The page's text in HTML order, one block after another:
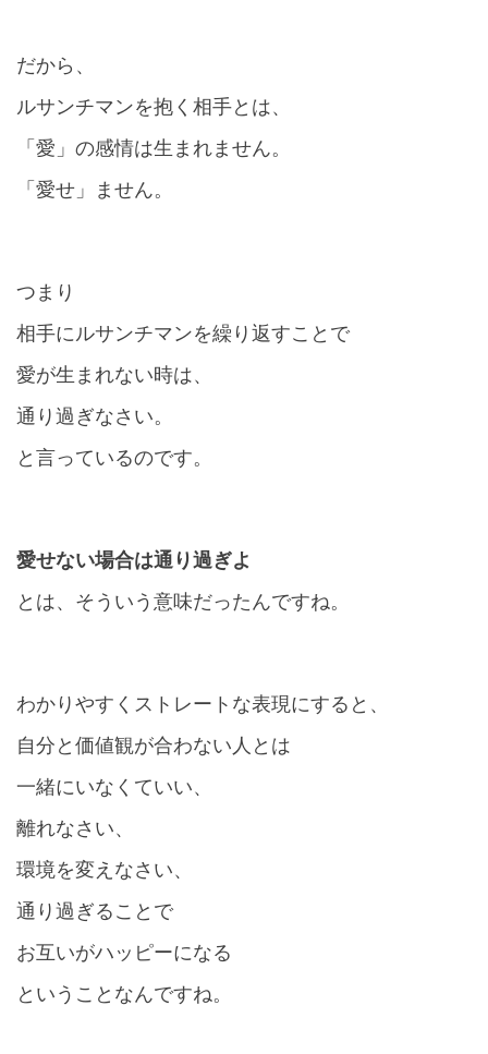
だから、
ルサンチマンを抱く相手とは、
「愛」の感情は生まれません。
「愛せ」ません。
つまり
相手にルサンチマンを繰り返すことで
愛が生まれない時は、
通り過ぎなさい。
と言っているのです。
愛せない場合は通り過ぎよ
とは、そういう意味だったんですね。
わかりやすくストレートな表現にすると、
自分と価値観が合わない人とは
一緒にいなくていい、
離れなさい、
環境を変えなさい、
通り過ぎることで
お互いがハッピーになる
ということなんですね。